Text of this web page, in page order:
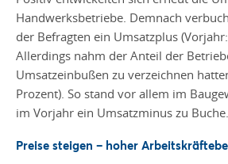
Handwerksbetriebe. Demnach
der Befragten ein Umsatzplus
Allerdings nahm der Anteil der
Umsatzeinbußen zu verzeichnen
Prozent). So stand vor allem im
im Vorjahr ein Umsatzminus zu Buche.
Preise steigen – hoher